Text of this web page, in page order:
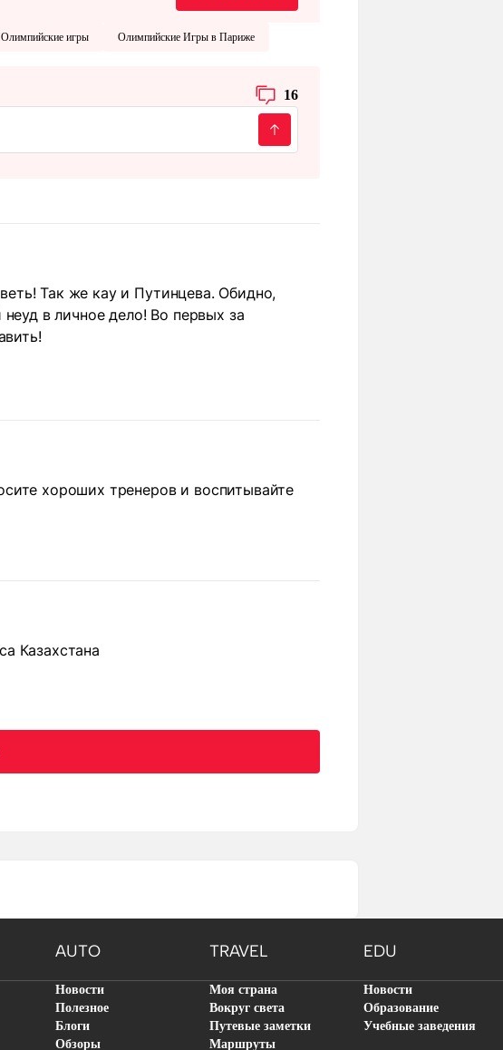
Олимпийские игры Олимпийские Игры в Париже
16
Так же кау и Путинцева. Обидно,
в личное дело! Во первых за
хороших тренеров и воспитывайте
Казахстана
AUTO TRAVEL EDU
Новости
Полезное
Блоги
Обзоры
Моя страна
Вокруг света
Путевые заметки
Маршруты
Новости
Образование
Учебные заведения